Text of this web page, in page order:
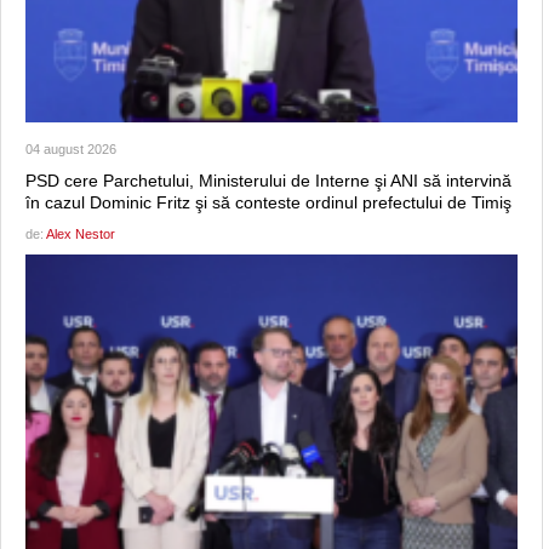
04 august 2026
PSD cere Parchetului, Ministerului de Interne şi ANI să intervină
în cazul Dominic Fritz şi să conteste ordinul prefectului de Timiş
de: Alex Nestor